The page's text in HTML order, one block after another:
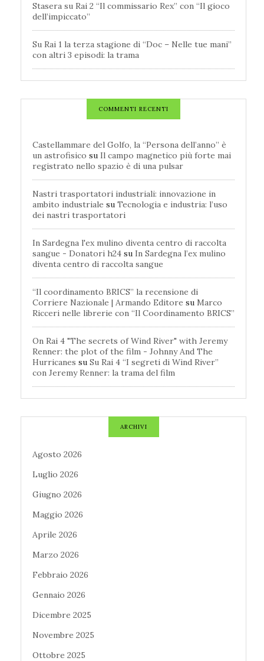
Stasera su Rai 2 “Il commissario Rex” con “Il gioco
dell’impiccato”
Su Rai 1 la terza stagione di “Doc – Nelle tue mani”
con altri 3 episodi: la trama
COMMENTI RECENTI
Castellammare del Golfo, la “Persona dell’anno” è
un astrofisico su Il campo magnetico più forte mai
registrato nello spazio è di una pulsar
Nastri trasportatori industriali: innovazione in
ambito industriale su Tecnologia e industria: l’uso
dei nastri trasportatori
In Sardegna l'ex mulino diventa centro di raccolta
sangue - Donatori h24 su In Sardegna l’ex mulino
diventa centro di raccolta sangue
“Il coordinamento BRICS” la recensione di
Corriere Nazionale | Armando Editore su Marco
Ricceri nelle librerie con “Il Coordinamento BRICS”
On Rai 4 "The secrets of Wind River" with Jeremy
Renner: the plot of the film - Johnny And The
Hurricanes su Su Rai 4 “I segreti di Wind River”
con Jeremy Renner: la trama del film
ARCHIVI
Agosto 2026
Luglio 2026
Giugno 2026
Maggio 2026
Aprile 2026
Marzo 2026
Febbraio 2026
Gennaio 2026
Dicembre 2025
Novembre 2025
Ottobre 2025